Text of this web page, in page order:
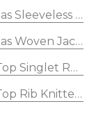
Coral / Sand
Sleeveless
Woven
Singlet
Rib Knitted